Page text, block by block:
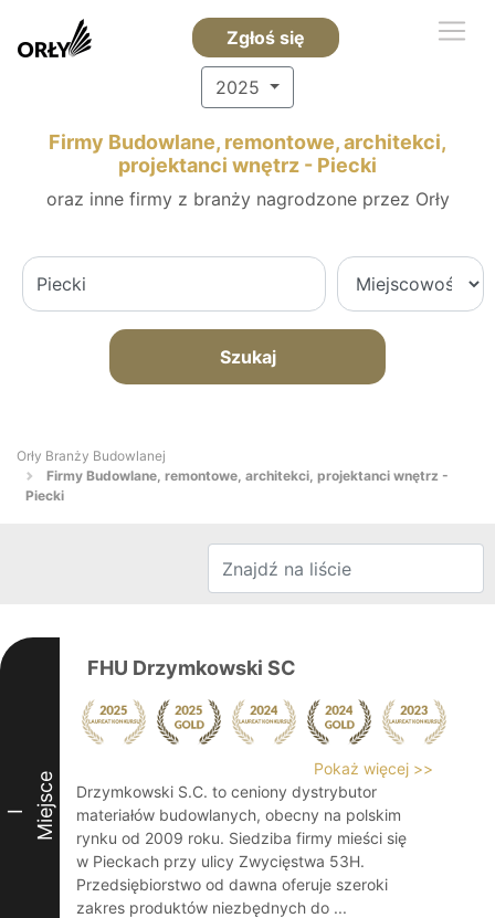
Zgłoś się
2025
Firmy Budowlane, remontowe, architekci,
projektanci wnętrz - Piecki
oraz inne firmy z branży nagrodzone przez Orły
Szukaj
Orły Branży Budowlanej
Firmy Budowlane, remontowe, architekci, projektanci wnętrz -
Piecki
I Miejsce
FHU Drzymkowski SC
Pokaż więcej >>
Drzymkowski S.C. to ceniony dystrybutor
materiałów budowlanych, obecny na polskim
rynku od 2009 roku. Siedziba firmy mieści się
w Pieckach przy ulicy Zwycięstwa 53H.
Przedsiębiorstwo od dawna oferuje szeroki
zakres produktów niezbędnych do ...